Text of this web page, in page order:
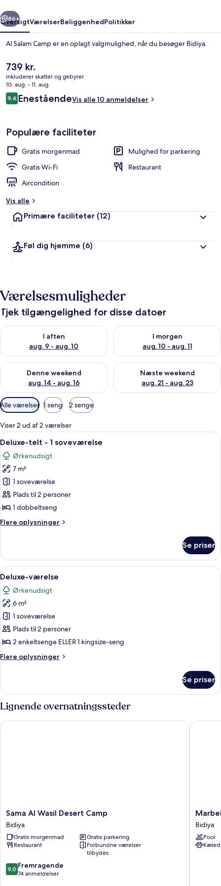
Næste
86+
OversigtVærelserBeliggenhedPolitikker
Al Salam Camp er en oplagt valgmulighed, når du besøger Bidiya.
Den
nuværende
pris
er
739 kr.
739 kr.
inkluderer skatter og gebyrer
10. aug. - 11. aug.
Anmeldelser
9,49,4 ud af 10.
EneståendeVis alle 10 anmeldelser
Populære faciliteter
Gratis morgenmad
Mulighed for parkering
Gratis Wi-Fi
Restaurant
Aircondition
Vis alle
Primære faciliteter (12)
Føl dig hjemme (6)
Værelsesmuligheder
Tjek tilgængelighed for disse datoer
I aften
aug. 9 - aug. 10
Tjek tilgængelighed for i aften aug. 9 - aug. 10
I morgen
aug. 10 - aug. 11
Tjek tilgængelighed for i
Denne weekend
aug. 14 - aug. 16
Tjek tilgængelighed for denne weekend aug. 14 - aug. 16
Næste weekend
aug. 21 - aug. 23
Tjek tilgængelighed for næste
Tilgængelige
filtre
for
værelser
Alle værelser 1 seng 2 senge
Viser 2 ud af 2 værelser
Indlæs
alle
billeder
af
Deluxe-
telt
-
soveværelse
Et teltværelse med seng, sofa, lampe
7
Deluxe-telt - 1 soveværelse
Ørkenudsigt
7 m²
1 soveværelse
Plads til 2 personer
1 dobbeltseng
Flere oplysninger
Flere
telt
1
soveværelse
Se priser
Indlæs
alle
billeder
af
Deluxe-
værelse
Et værelse med en seng, et natbord,
16
Deluxe-værelse
Ørkenudsigt
6 m²
1 soveværelse
Plads til 2 personer
2 enkeltsenge ELLER 1 kingsize-seng
Flere oplysninger
Flere
værelse
Se priser
Lignende overnatningssteder
Sama
Al
Wasil
Desert
Camp
Sama Al Wasil Desert Camp
Bidiya
Gratis morgenmad
Gratis parkering
Restaurant
Forbundne værelser
tilbydes
9.0
ud
9,0 Fremragende
74 anmeldelser
Sama Al Wasil Desert Camp
Luxury
Desert
Camp
Bidiya
Bidiya
Pool